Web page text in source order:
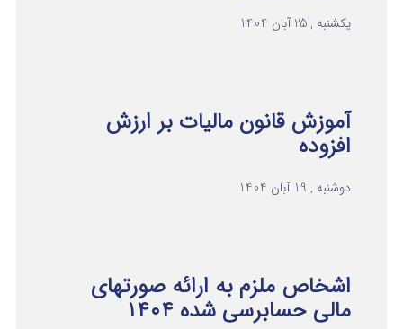
یکشنبه , 25 آبان 1404
آموزش قانون مالیات بر ارزش
افزوده
دوشنبه , 19 آبان 1404
اشخاص ملزم به ارائه صورتهای
مالی حسابرسی شده ۱۴۰۴